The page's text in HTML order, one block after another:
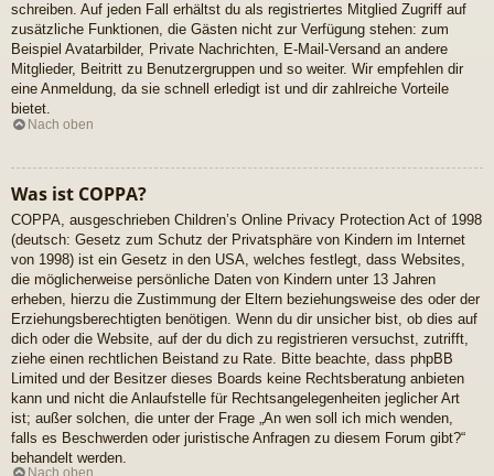
schreiben. Auf jeden Fall erhältst du als registriertes Mitglied Zugriff auf
zusätzliche Funktionen, die Gästen nicht zur Verfügung stehen: zum
Beispiel Avatarbilder, Private Nachrichten, E-Mail-Versand an andere
Mitglieder, Beitritt zu Benutzergruppen und so weiter. Wir empfehlen dir
eine Anmeldung, da sie schnell erledigt ist und dir zahlreiche Vorteile
bietet.
Nach oben
Was ist COPPA?
COPPA, ausgeschrieben Children’s Online Privacy Protection Act of 1998
(deutsch: Gesetz zum Schutz der Privatsphäre von Kindern im Internet
von 1998) ist ein Gesetz in den USA, welches festlegt, dass Websites,
die möglicherweise persönliche Daten von Kindern unter 13 Jahren
erheben, hierzu die Zustimmung der Eltern beziehungsweise des oder der
Erziehungsberechtigten benötigen. Wenn du dir unsicher bist, ob dies auf
dich oder die Website, auf der du dich zu registrieren versuchst, zutrifft,
ziehe einen rechtlichen Beistand zu Rate. Bitte beachte, dass phpBB
Limited und der Besitzer dieses Boards keine Rechtsberatung anbieten
kann und nicht die Anlaufstelle für Rechtsangelegenheiten jeglicher Art
ist; außer solchen, die unter der Frage „An wen soll ich mich wenden,
falls es Beschwerden oder juristische Anfragen zu diesem Forum gibt?“
behandelt werden.